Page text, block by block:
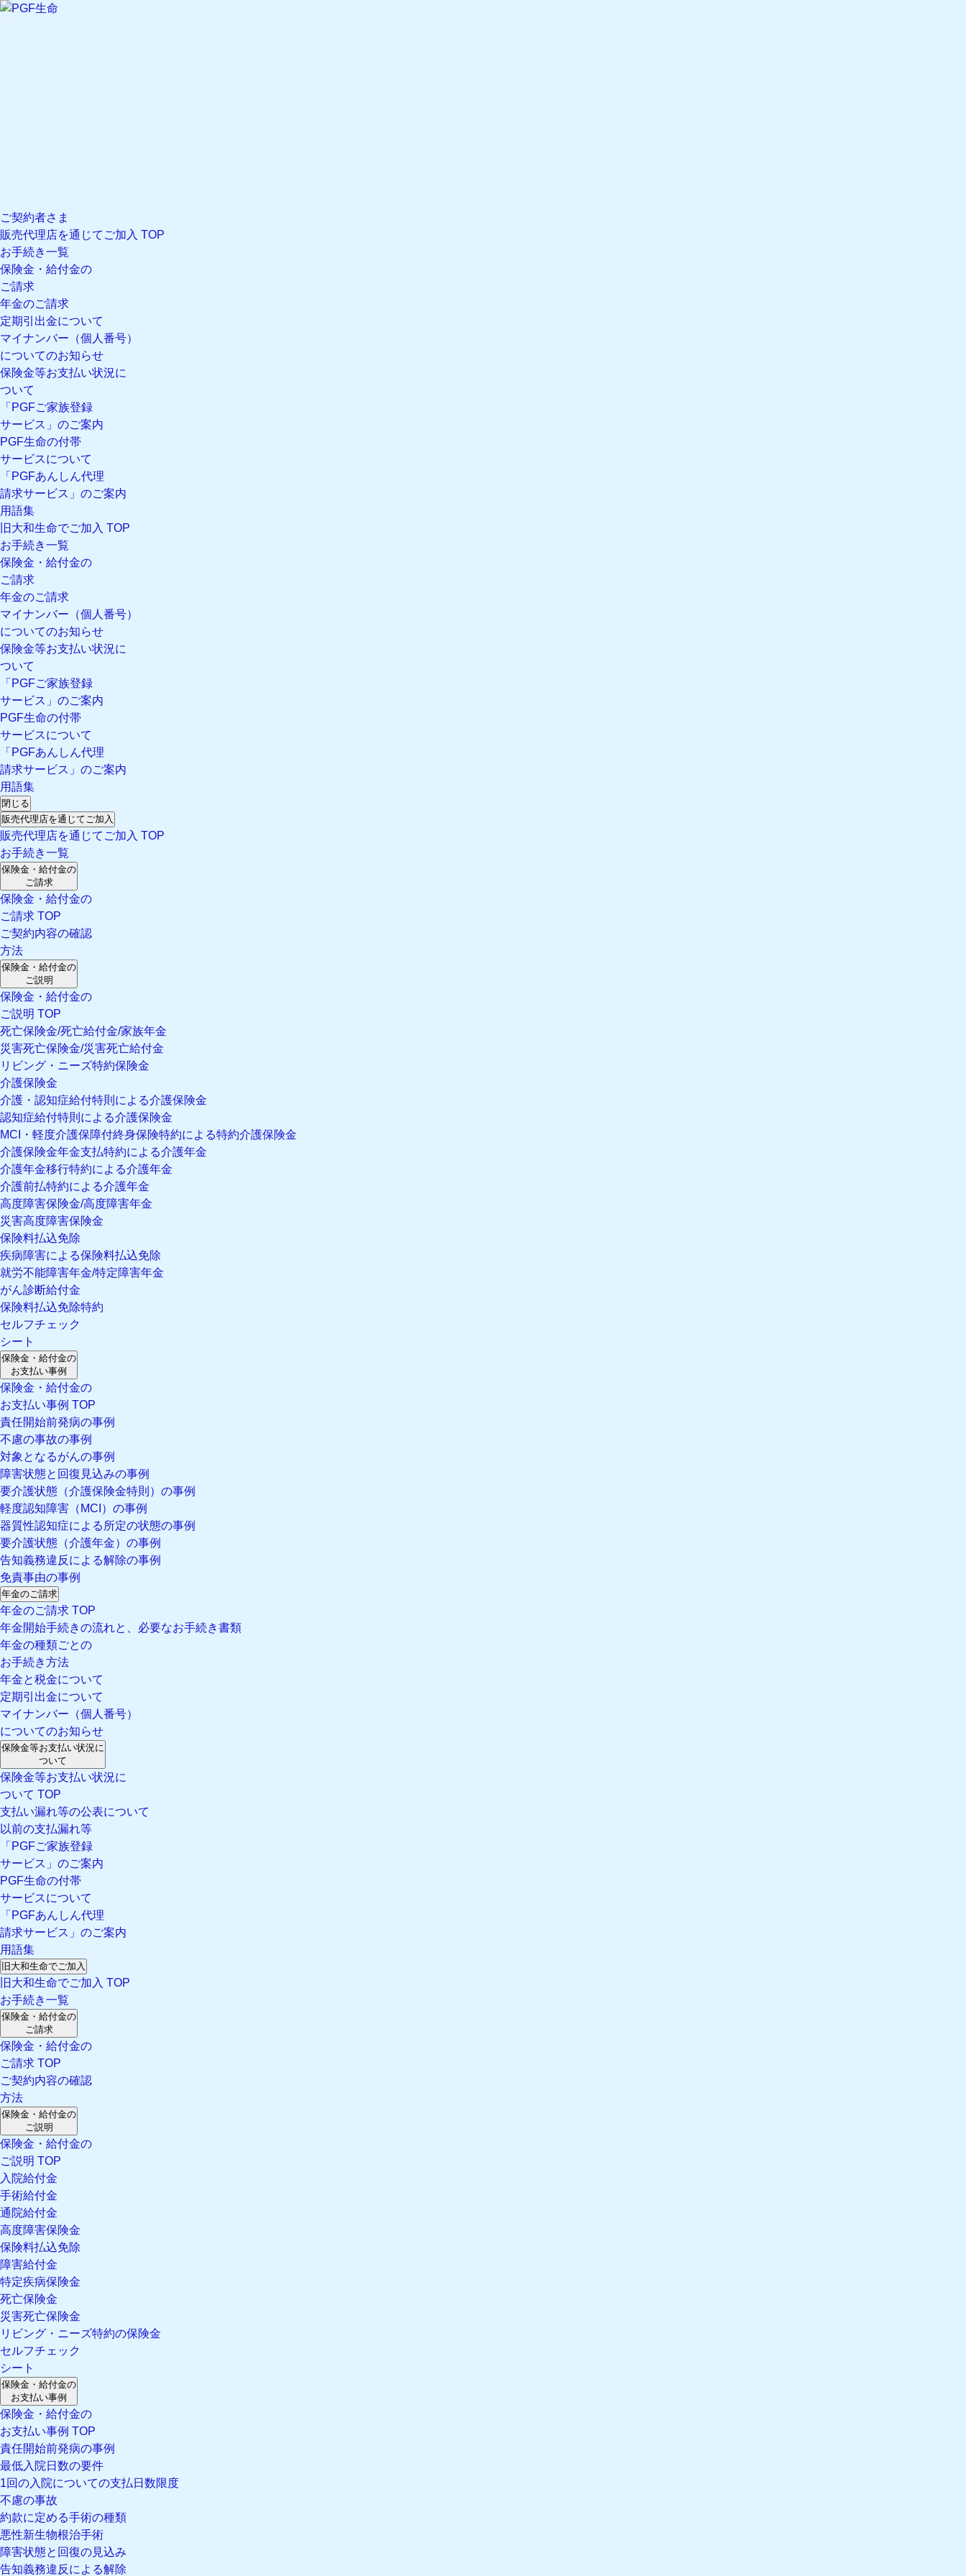
ご契約者さま
販売代理店を通じてご加入 TOP
お手続き一覧
保険金・給付金の
ご請求
年金のご請求
定期引出金について
マイナンバー（個人番号）
についてのお知らせ
保険金等お支払い状況に
ついて
「PGFご家族登録
サービス」のご案内
PGF生命の付帯
サービスについて
「PGFあんしん代理
請求サービス」のご案内
用語集
旧大和生命でご加入 TOP
お手続き一覧
保険金・給付金の
ご請求
年金のご請求
マイナンバー（個人番号）
についてのお知らせ
保険金等お支払い状況に
ついて
「PGFご家族登録
サービス」のご案内
PGF生命の付帯
サービスについて
「PGFあんしん代理
請求サービス」のご案内
用語集
閉じる
販売代理店を通じてご加入
販売代理店を通じてご加入 TOP
お手続き一覧
保険金・給付金の
ご請求
保険金・給付金の
ご請求 TOP
ご契約内容の確認
方法
保険金・給付金の
ご説明
保険金・給付金の
ご説明 TOP
死亡保険金/死亡給付金/家族年金
災害死亡保険金/災害死亡給付金
リビング・ニーズ特約保険金
介護保険金
介護・認知症給付特則による介護保険金
認知症給付特則による介護保険金
MCI・軽度介護保障付終身保険特約による特約介護保険金
介護保険金年金支払特約による介護年金
介護年金移行特約による介護年金
介護前払特約による介護年金
高度障害保険金/高度障害年金
災害高度障害保険金
保険料払込免除
疾病障害による保険料払込免除
就労不能障害年金/特定障害年金
がん診断給付金
保険料払込免除特約
セルフチェック
シート
保険金・給付金の
お支払い事例
保険金・給付金の
お支払い事例 TOP
責任開始前発病の事例
不慮の事故の事例
対象となるがんの事例
障害状態と回復見込みの事例
要介護状態（介護保険金特則）の事例
軽度認知障害（MCI）の事例
器質性認知症による所定の状態の事例
要介護状態（介護年金）の事例
告知義務違反による解除の事例
免責事由の事例
年金のご請求
年金のご請求 TOP
年金開始手続きの流れと、必要なお手続き書類
年金の種類ごとの
お手続き方法
年金と税金について
定期引出金について
マイナンバー（個人番号）
についてのお知らせ
保険金等お支払い状況に
ついて
保険金等お支払い状況に
ついて TOP
支払い漏れ等の公表について
以前の支払漏れ等
「PGFご家族登録
サービス」のご案内
PGF生命の付帯
サービスについて
「PGFあんしん代理
請求サービス」のご案内
用語集
旧大和生命でご加入
旧大和生命でご加入 TOP
お手続き一覧
保険金・給付金の
ご請求
保険金・給付金の
ご請求 TOP
ご契約内容の確認
方法
保険金・給付金の
ご説明
保険金・給付金の
ご説明 TOP
入院給付金
手術給付金
通院給付金
高度障害保険金
保険料払込免除
障害給付金
特定疾病保険金
死亡保険金
災害死亡保険金
リビング・ニーズ特約の保険金
セルフチェック
シート
保険金・給付金の
お支払い事例
保険金・給付金の
お支払い事例 TOP
責任開始前発病の事例
最低入院日数の要件
1回の入院についての支払日数限度
不慮の事故
約款に定める手術の種類
悪性新生物根治手術
障害状態と回復の見込み
告知義務違反による解除